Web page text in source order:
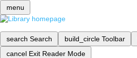
menu
search Search build_circle Toolbar
cancel Exit Reader Mode